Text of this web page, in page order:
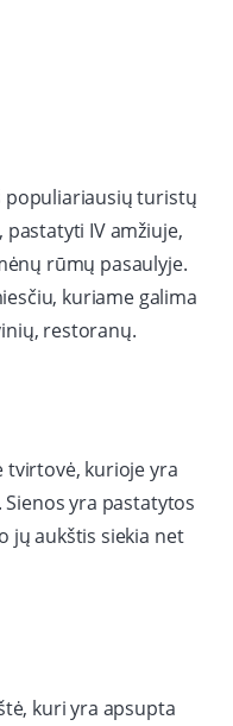
populiariausių turistų
IV amžiuje,
rūmų pasaulyje.
kuriame galima
restoranų.
tvirtovė, kurioje yra
yra pastatytos
jų aukštis siekia net
kuri yra apsupta